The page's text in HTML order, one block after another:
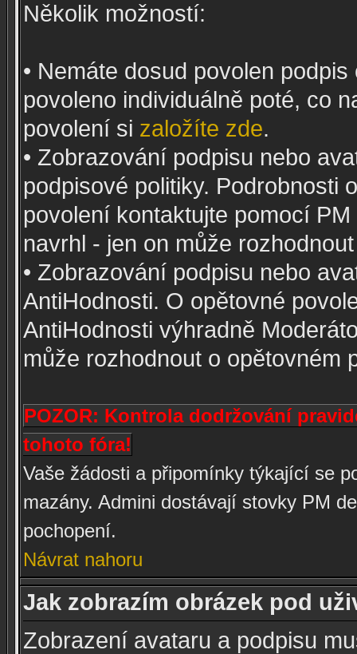
Několik možností:
• Nemáte dosud povolen
povoleno individuálně poté, co
povolení si založíte zde.
• Zobrazování podpisu nebo
podpisové politiky. Podrobnosti
povolení kontaktujte pomocí
navrhl - jen on může
• Zobrazování podpisu nebo
AntiHodnosti. O opětovné
AntiHodnosti výhradně
může rozhodnout o opětovném
POZOR: Kontrola dodržování
tohoto fóra!
Vaše žádosti a připomínky týkající se
mazány. Admini dostávají stovky PM
pochopení.
Návrat nahoru
Jak zobrazím obrázek pod
Zobrazení avataru a podpisu